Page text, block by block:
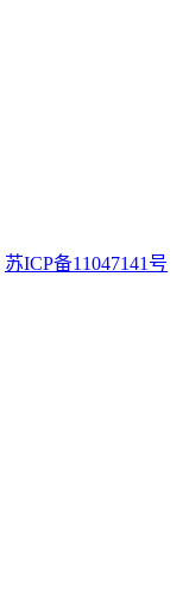
苏ICP备11047141号